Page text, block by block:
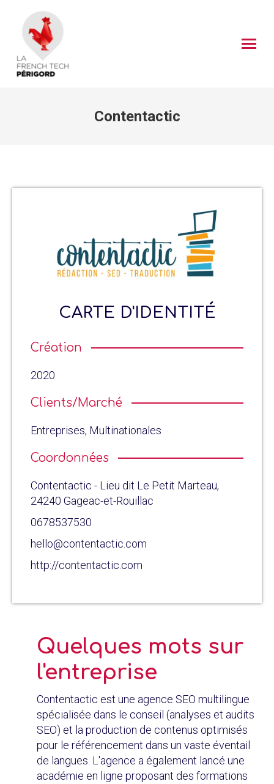
Contentactic
CARTE D'IDENTITÉ
Création
2020
Clients/Marché
Entreprises, Multinationales
Coordonnées
Contentactic - Lieu dit Le Petit Marteau,
24240 Gageac-et-Rouillac
0678537530
hello@contentactic.com
http://contentactic.com
Quelques mots sur
l'entreprise
Contentactic est une agence SEO multilingue
spécialisée dans le conseil (analyses et audits
SEO) et la production de contenus optimisés
pour le référencement dans un vaste éventail
de langues. L'agence a également lancé une
académie en ligne proposant des formations